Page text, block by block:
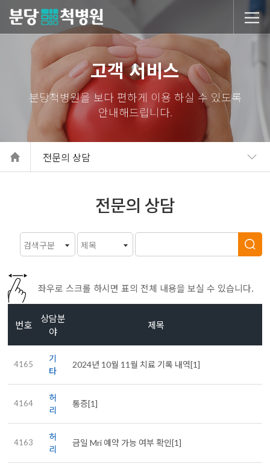
당척병원
고객 서비스
전문의 상담
전문의 상담
좌우로 스크롤 하시면 표의 전체 내용을 보실 수 있습니다.
번호
상담분
야
제목
4165
기
타
2024년 10월 11월 치료 기록 내역[1]
4164
허
리
통증[1]
4163
허
리
금일 Mri 예약 가능 여부 확인[1]